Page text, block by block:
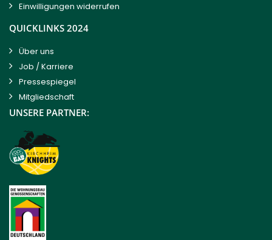
Einwilligungen widerrufen
QUICKLINKS 2024
Über uns
Job / Karriere
Pressespiegel
Mitgliedschaft
UNSERE PARTNER: